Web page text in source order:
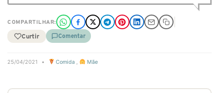
COMPARTILHAR:
Curtir Comentar
25/04/2021 • Comida , Mãe